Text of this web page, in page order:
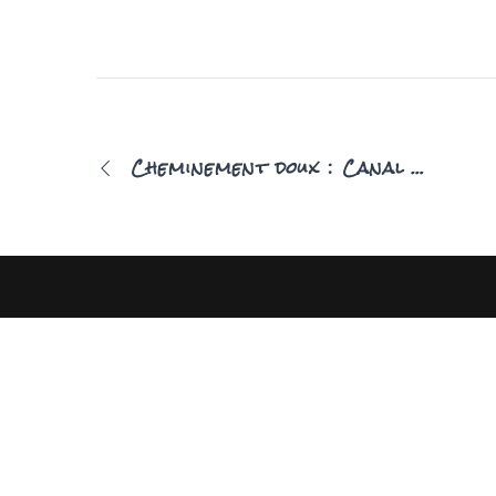
Cheminement doux : Canal / Acropole